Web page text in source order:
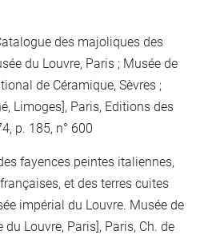
des majoliques des
du Louvre, Paris ; Musée de
de Céramique, Sèvres ;
Limoges], Paris, Editions des
p. 185, n° 600
fayences peintes italiennes,
et des terres cuites
impérial du Louvre. Musée de
Louvre, Paris], Paris, Ch. de